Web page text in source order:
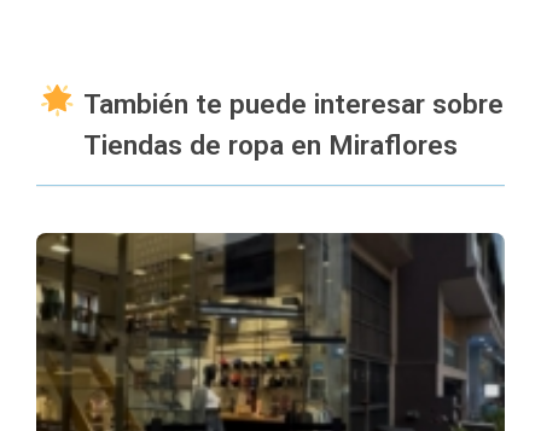
También te puede interesar sobre
Tiendas de ropa en Miraflores